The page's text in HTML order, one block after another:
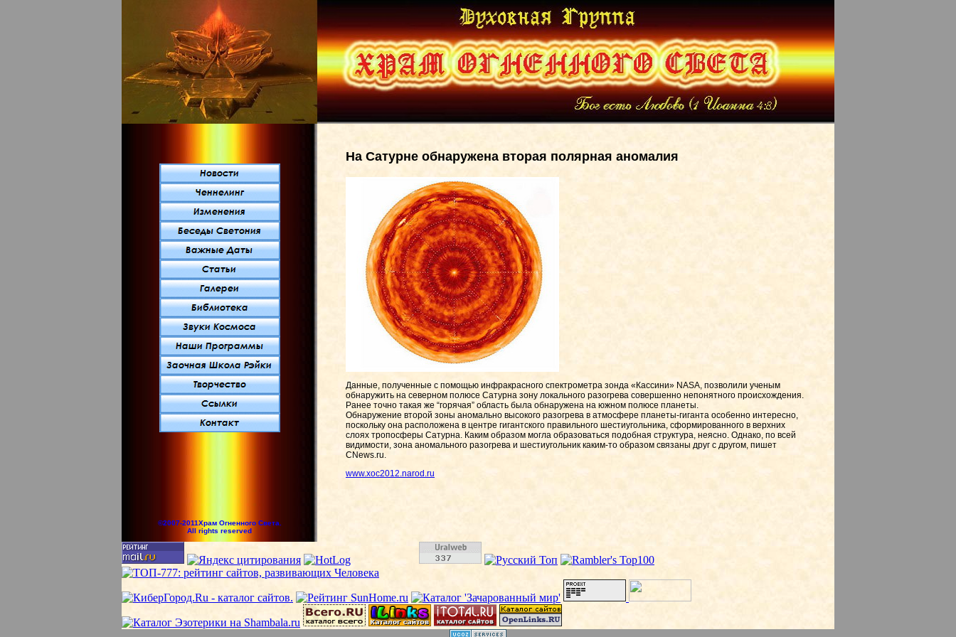
На Сатурне обнаружена вторая полярная аномалия
Данные, полученные с помощью инфракрасного спектрометра зонда «Кассини» NASA, позволили ученым
обнаружить на северном полюсе Сатурна зону локального разогрева совершенно непонятного происхождения.
Ранее точно такая же “горячая” область была обнаружена на южном полюсе планеты.
Обнаружение второй зоны аномально высокого разогрева в атмосфере планеты-гиганта особенно интересно,
поскольку она расположена в центре гигантского правильного шестиугольника, сформированного в верхних
слоях тропосферы Сатурна. Каким образом могла образоваться подобная структура, неясно. Однако, по всей
видимости, зона аномального разогрева и шестиугольник каким-то образом связаны друг с другом, пишет
CNews.ru.
www.xoc2012.narod.ru
©2007-2011Храм Огненного Света.
All rights reserved